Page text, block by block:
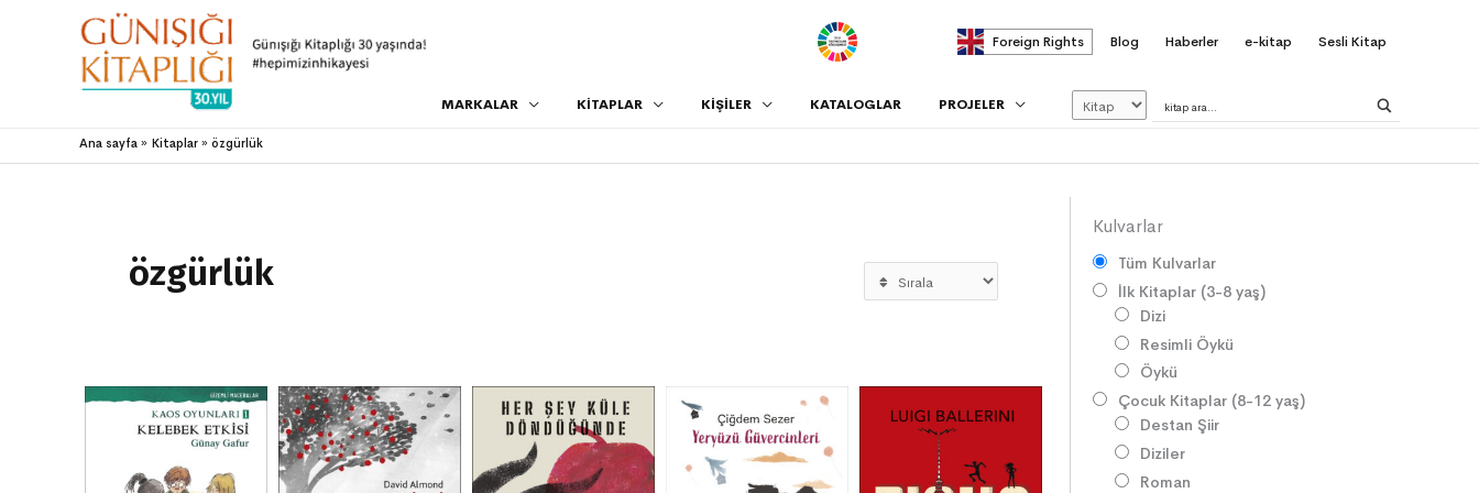
. Foreign Rights Blog Haberler e-kitap Sesli Kitap
MARKALAR KİTAPLAR KİŞİLER KATALOGLAR PROJELER
Ana sayfa Kitaplar özgürlük
özgürlük
Kulvarlar
Tüm Kulvarlar
İlk Kitaplar (3-8 yaş)
Dizi
Resimli Öykü
Öykü
Çocuk Kitaplar (8-12 yaş)
Destan Şiir
Diziler
Roman